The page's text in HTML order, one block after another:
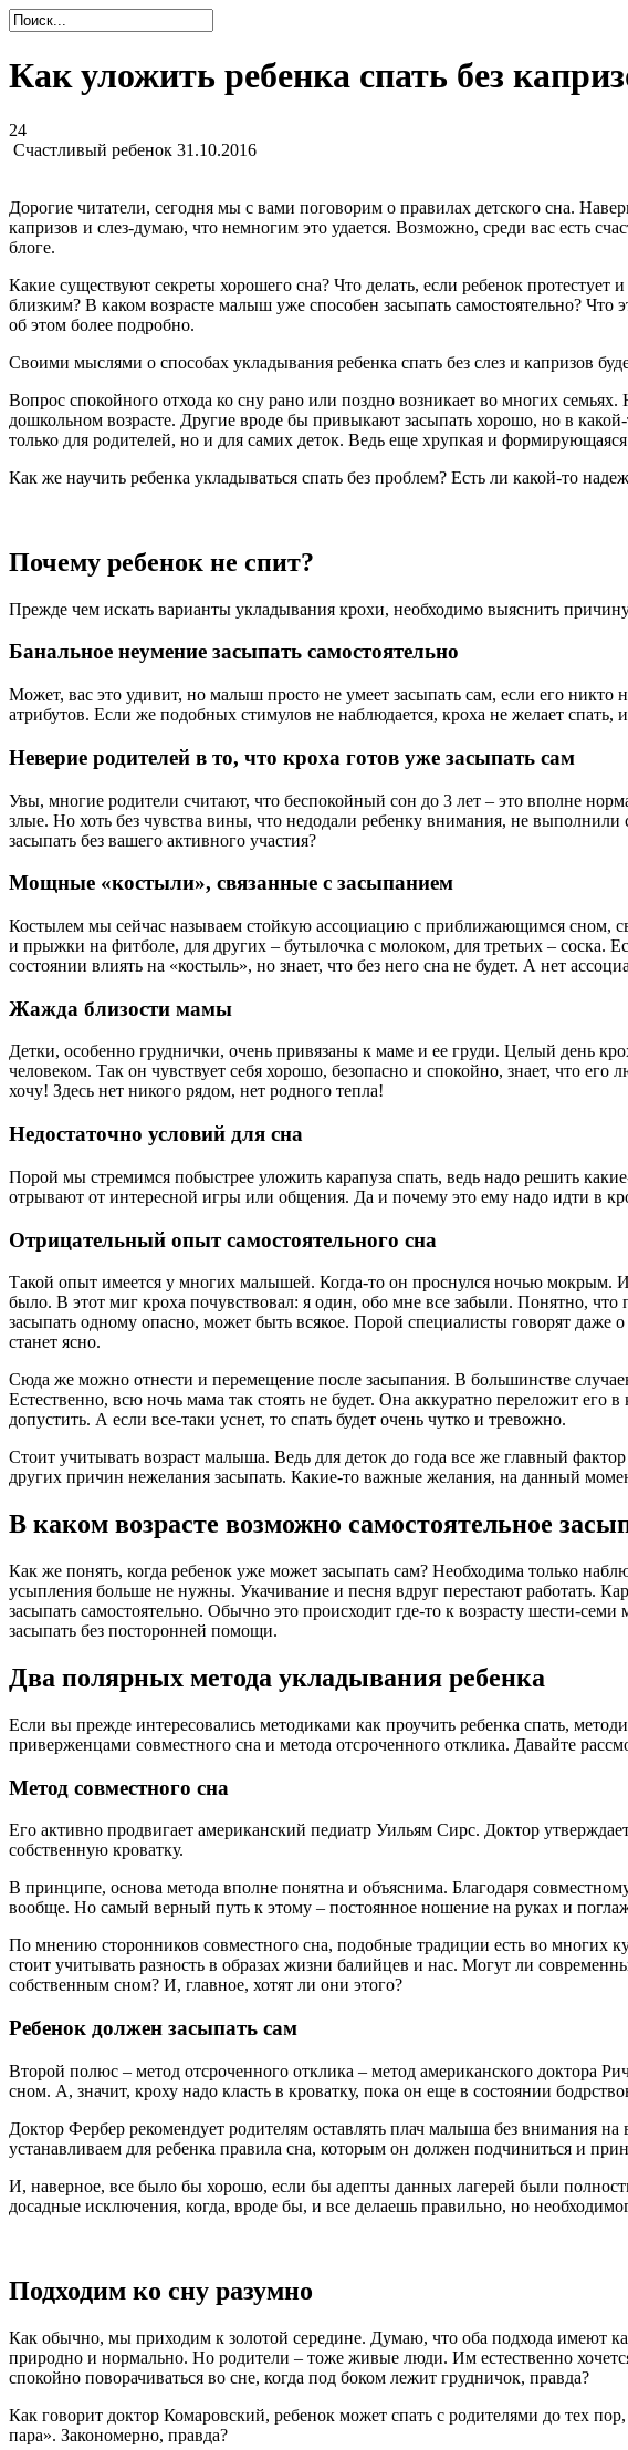
Как уложить ребенка спать без
24
Счастливый ребенок 31.10.2016
Дорогие читатели, сегодня мы с вами поговорим о правилах детского сна.
капризов и слез-думаю, что немногим это удается. Возможно, среди вас есть
блоге.
Какие существуют секреты хорошего сна? Что делать, если ребенок
близким? В каком возрасте малыш уже способен засыпать самостоятельно? Что
об этом более подробно.
Своими мыслями о способах укладывания ребенка спать без слез и капризов
Вопрос спокойного отхода ко сну рано или поздно возникает во многих
дошкольном возрасте. Другие вроде бы привыкают засыпать хорошо, но в
только для родителей, но и для самих деток. Ведь еще хрупкая и
Как же научить ребенка укладываться спать без проблем? Есть ли какой-то
Почему ребенок не спит?
Прежде чем искать варианты укладывания крохи, необходимо выяснить
Банальное неумение засыпать самостоятельно
Может, вас это удивит, но малыш просто не умеет засыпать сам, если его
атрибутов. Если же подобных стимулов не наблюдается, кроха не желает спать,
Неверие родителей в то, что кроха готов уже засыпать сам
Увы, многие родители считают, что беспокойный сон до 3 лет – это вполне
злые. Но хоть без чувства вины, что недодали ребенку внимания, не
засыпать без вашего активного участия?
Мощные «костыли», связанные с засыпанием
Костылем мы сейчас называем стойкую ассоциацию с приближающимся сном,
и прыжки на фитболе, для других – бутылочка с молоком, для третьих – соска.
состоянии влиять на «костыль», но знает, что без него сна не будет. А нет
Жажда близости мамы
Детки, особенно груднички, очень привязаны к маме и ее груди. Целый день
человеком. Так он чувствует себя хорошо, безопасно и спокойно, знает, что
хочу! Здесь нет никого рядом, нет родного тепла!
Недостаточно условий для сна
Порой мы стремимся побыстрее уложить карапуза спать, ведь надо решить
отрывают от интересной игры или общения. Да и почему это ему надо идти в
Отрицательный опыт самостоятельного сна
Такой опыт имеется у многих малышей. Когда-то он проснулся ночью мокрым.
было. В этот миг кроха почувствовал: я один, обо мне все забыли. Понятно,
засыпать одному опасно, может быть всякое. Порой специалисты говорят даже
станет ясно.
Сюда же можно отнести и перемещение после засыпания. В большинстве
Естественно, всю ночь мама так стоять не будет. Она аккуратно переложит его
допустить. А если все-таки уснет, то спать будет очень чутко и тревожно.
Стоит учитывать возраст малыша. Ведь для деток до года все же главный
других причин нежелания засыпать. Какие-то важные желания, на данный
В каком возрасте возможно самостоятельное
Как же понять, когда ребенок уже может засыпать сам? Необходима только
усыпления больше не нужны. Укачивание и песня вдруг перестают работать.
засыпать самостоятельно. Обычно это происходит где-то к возрасту шести-
засыпать без посторонней помощи.
Два полярных метода укладывания ребенка
Если вы прежде интересовались методиками как проучить ребенка спать,
приверженцами совместного сна и метода отсроченного отклика. Давайте
Метод совместного сна
Его активно продвигает американский педиатр Уильям Сирс. Доктор
собственную кроватку.
В принципе, основа метода вполне понятна и объяснима. Благодаря
вообще. Но самый верный путь к этому – постоянное ношение на руках и
По мнению сторонников совместного сна, подобные традиции есть во многих
стоит учитывать разность в образах жизни балийцев и нас. Могут ли
собственным сном? И, главное, хотят ли они этого?
Ребенок должен засыпать сам
Второй полюс – метод отсроченного отклика – метод американского доктора
сном. А, значит, кроху надо класть в кроватку, пока он еще в состоянии
Доктор Фербер рекомендует родителям оставлять плач малыша без внимания
устанавливаем для ребенка правила сна, которым он должен подчиниться и
И, наверное, все было бы хорошо, если бы адепты данных лагерей были
досадные исключения, когда, вроде бы, и все делаешь правильно, но
Подходим ко сну разумно
Как обычно, мы приходим к золотой середине. Думаю, что оба подхода имеют
природно и нормально. Но родители – тоже живые люди. Им естественно
спокойно поворачиваться во сне, когда под боком лежит грудничок, правда?
Как говорит доктор Комаровский, ребенок может спать с родителями до тех
пара». Закономерно, правда?